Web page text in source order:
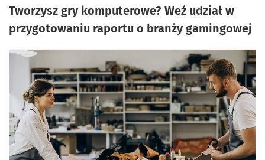
Tworzysz gry komputerowe? Weź udział w
przygotowaniu raportu o branży gamingowej